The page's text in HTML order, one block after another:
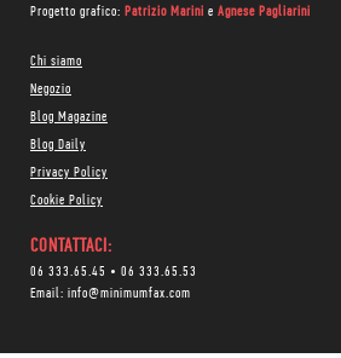
Progetto grafico: Patrizio Marini e Agnese Pagliarini
Chi siamo
Negozio
Blog Magazine
Blog Daily
Privacy Policy
Cookie Policy
CONTATTACI:
06 333.65.45 • 06 333.65.53
Email: info@minimumfax.com